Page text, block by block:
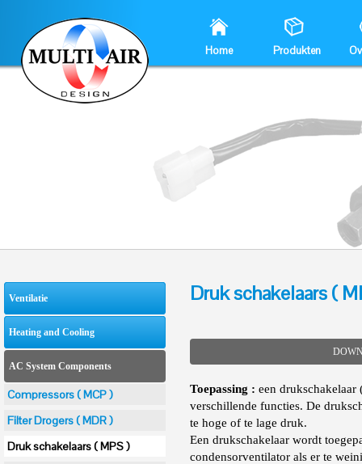
Home Produkten
Ventilatie
Heating and Cooling
AC System Components
Compressors ( MCP )
Filter Drogers ( MDR )
Druk schakelaars ( MPS )
Druk schakelaars (
Toepassing : een drukschakelaar
verschillende functies. De
te hoge of te lage druk.
Een drukschakelaar wordt
condensorventilator als er te